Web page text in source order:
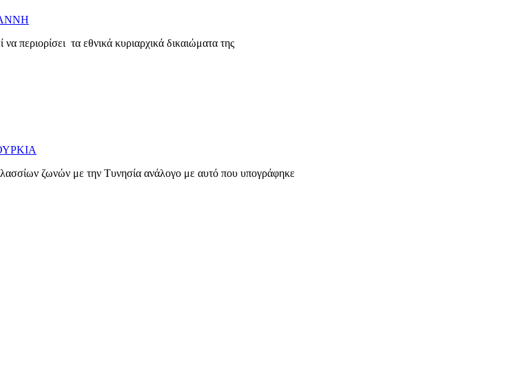
περιορίσει τα εθνικά κυριαρχικά δικαιώματα της
ζωνών με την Τυνησία ανάλογο με αυτό που υπογράφηκε